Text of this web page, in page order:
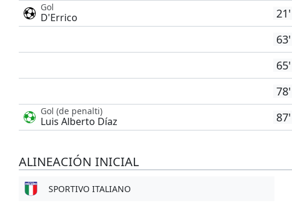
Gol
D'Errico
21'
63'
65'
78'
Gol (de penalti)
Luis Alberto Díaz 87'
ALINEACIÓN INICIAL
SPORTIVO ITALIANO